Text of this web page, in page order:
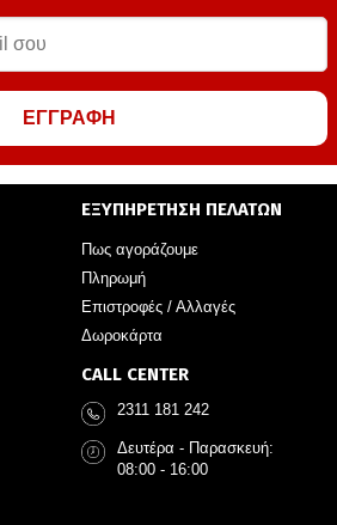
ΕΓΓΡΑΦΗ
ΕΞΥΠΗΡΕΤΗΣΗ ΠΕΛΑΤΩΝ
Πως αγοράζουμε
Πληρωμή
Επιστροφές / Αλλαγές
Δωροκάρτα
CALL CENTER
2311 181 242
Δευτέρα - Παρασκευή:
08:00 - 16:00